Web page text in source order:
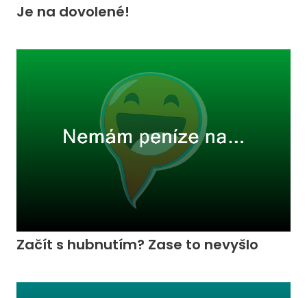
Je na dovolené!
Začít s hubnutím? Zase to nevyšlo